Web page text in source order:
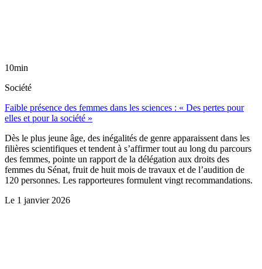
10min
Société
Faible présence des femmes dans les sciences : « Des pertes pour
elles et pour la société »
Dès le plus jeune âge, des inégalités de genre apparaissent dans les
filières scientifiques et tendent à s’affirmer tout au long du parcours
des femmes, pointe un rapport de la délégation aux droits des
femmes du Sénat, fruit de huit mois de travaux et de l’audition de
120 personnes. Les rapporteures formulent vingt recommandations.
Le 1 janvier 2026